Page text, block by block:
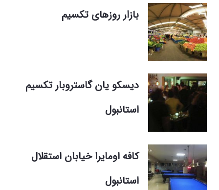
بازار روزهای تکسیم
دیسکو یان گاستروبار تکسیم
استانبول
کافه اومایرا خیابان استقلال
استانبول